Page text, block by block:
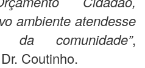
ambiente atendesse
da comunidade”,
Coutinho.